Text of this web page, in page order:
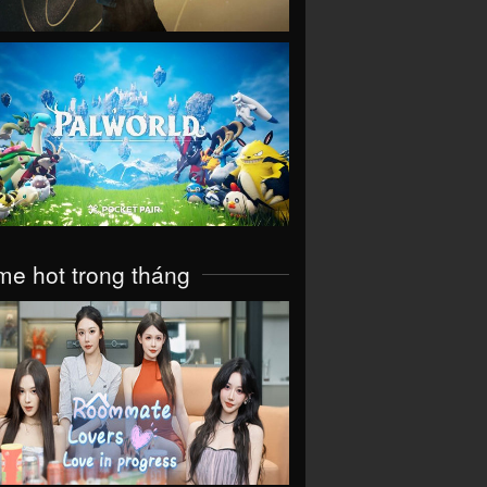
VIEW
hot trong tháng
VIEW